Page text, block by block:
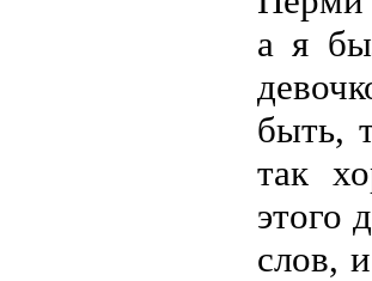
а я
быть,
так
этого
слов,